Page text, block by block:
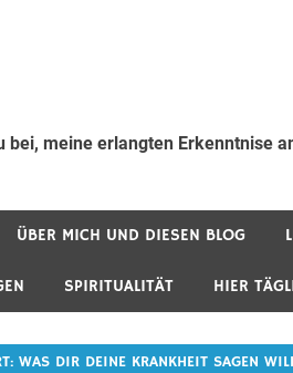
bei, meine erlangten Erkenntnise
ÜBER MICH UND DIESEN BLOG
SPIRITUALITÄT HIER
WAS DIR DEINE KRANKHEIT SAGEN